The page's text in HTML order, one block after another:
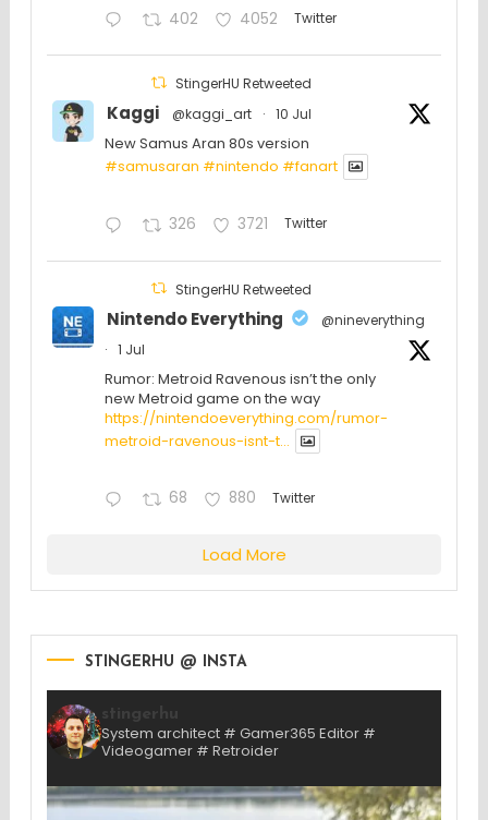
402 4052 Twitter
StingerHU Retweeted
Kaggi @kaggi_art · 10 Jul
New Samus Aran 80s version
#samusaran #nintendo #fanartㅤㅤㅤㅤ
326 3721 Twitter
StingerHU Retweeted
Nintendo Everything
@nineverything
·
1 Jul
Rumor: Metroid Ravenous isn’t the only
new Metroid game on the way
https://nintendoeverything.com/rumor-
metroid-ravenous-isnt-t...
68 880 Twitter
Load More
STINGERHU @ INSTA
System architect # Gamer365 Editor #
Videogamer # Retroider